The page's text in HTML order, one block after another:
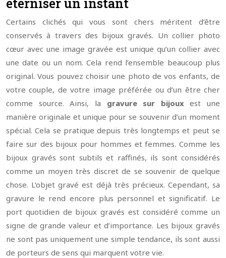
Certains clichés qui vous sont chers méritent d’être
conservés à travers des bijoux gravés. Un collier photo
cœur avec une image gravée est unique qu’un collier avec
une date ou un nom. Cela rend l’ensemble beaucoup plus
original. Vous pouvez choisir une photo de vos enfants, de
votre couple, de votre image préférée ou d’un être cher
comme source. Ainsi, la gravure sur bijouxest une
manière originale et unique pour se souvenir d’un moment
spécial. Cela se pratique depuis très longtemps et peut se
faire sur des bijoux pour hommes et femmes. Comme les
bijoux gravés sont subtils et raffinés, ils sont considérés
comme un moyen très discret de se souvenir de quelque
chose. L’objet gravé est déjà très précieux. Cependant, sa
gravure le rend encore plus personnel et significatif. Le
port quotidien de bijoux gravés est considéré comme un
signe de grande valeur et d’importance. Les bijoux gravés
ne sont pas uniquement une simple tendance, ils sont aussi
de porteurs de sens qui marquent votre vie.